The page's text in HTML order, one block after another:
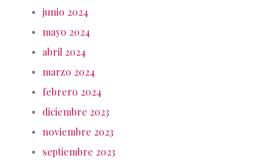
junio 2024
mayo 2024
abril 2024
marzo 2024
febrero 2024
diciembre 2023
noviembre 2023
septiembre 2023